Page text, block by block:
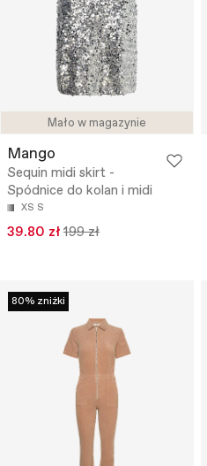
Mało w magazynie
Mango
Sequin midi skirt -
Spódnice do kolan i midi
XS S
39.80 zł 199 zł
80% zniżki